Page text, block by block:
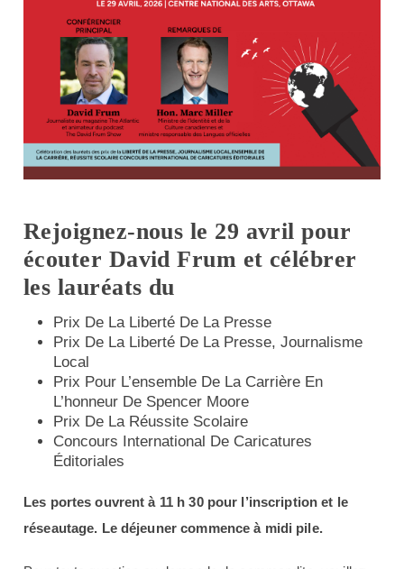
Rejoignez-nous le 29 avril pour
écouter David Frum et célébrer
les lauréats du
Prix De La Liberté De La Presse
Prix De La Liberté De La Presse, Journalisme
Local
Prix Pour L’ensemble De La Carrière En
L’honneur De Spencer Moore
Prix De La Réussite Scolaire
Concours International De Caricatures
Éditoriales
Les portes ouvrent à 11 h 30 pour l’inscription et le
réseautage. Le déjeuner commence à midi pile.